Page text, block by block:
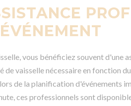
vous bénéficiez souvent d'une
de vaisselle nécessaire en fonction
de la planification d'événements
ces professionnels sont